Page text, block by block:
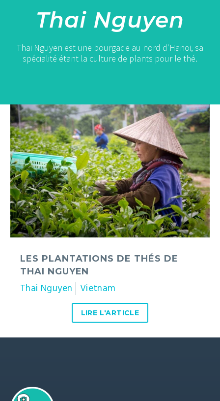
Thai Nguyen
Thai Nguyen est une bourgade au nord d'Hanoi, sa
spécialité étant la culture de plants pour le thé.
Les
plantations
de
thés
de
Thai
Nguyen
LES PLANTATIONS DE THÉS DE
THAI NGUYEN
Thai Nguyen Vietnam
LIRE L'ARTICLE